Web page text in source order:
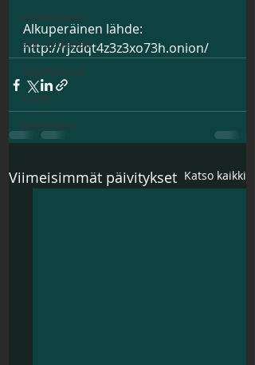
Kanavoinnit
SGL tiedottaa
Tapahtumat
Kuvat
Meditaatio
Alkuperäinen lähde:
http://rjzdqt4z3z3xo73h.onion/
Viimeisimmät päivitykset Katso kaikki